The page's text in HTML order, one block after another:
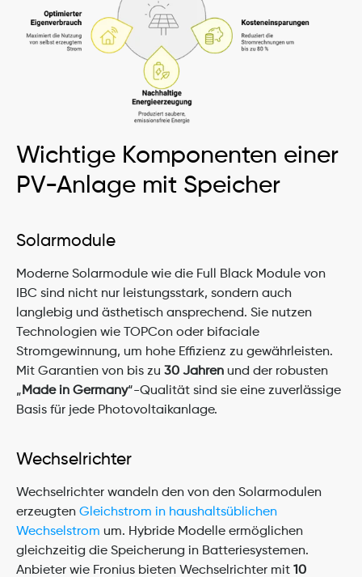
Wichtige Komponenten einer
PV-Anlage mit Speicher
Solarmodule
Moderne Solarmodule wie die Full Black Module von
IBC sind nicht nur leistungsstark, sondern auch
langlebig und ästhetisch ansprechend. Sie nutzen
Technologien wie TOPCon oder bifaciale
Stromgewinnung, um hohe Effizienz zu gewährleisten.
Mit Garantien von bis zu 30 Jahren und der robusten
„ Made in Germany“-Qualität sind sie eine zuverlässige
Basis für jede Photovoltaikanlage.
Wechselrichter
Wechselrichter wandeln den von den Solarmodulen
erzeugten Gleichstrom in haushaltsüblichen
Wechselstrom um. Hybride Modelle ermöglichen
gleichzeitig die Speicherung in Batteriesystemen.
Anbieter wie Fronius bieten Wechselrichter mit 10